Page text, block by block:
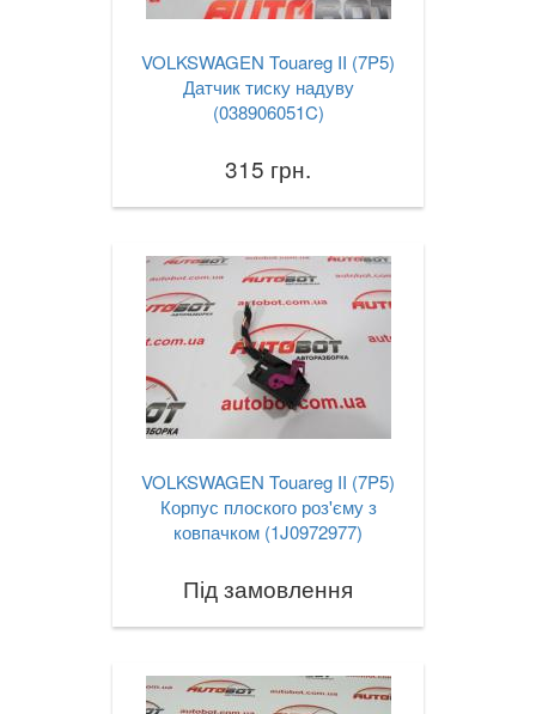
VOLKSWAGEN Touareg II (7P5)
Датчик тиску надуву
(038906051C)
315 грн.
VOLKSWAGEN Touareg II (7P5)
Корпус плоского роз'єму з
ковпачком (1J0972977)
Під замовлення